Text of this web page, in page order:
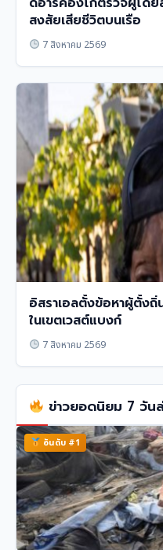
สงสัยเสียชีวิตบนเรือ
7 สิงหาคม 2569
อิสราเอลตั้งข้อหาผู้ตั้งถิ่
ในเขตเวสต์แบงก์
7 สิงหาคม 2569
ข่าวยอดนิยม 7 วัน
อันดับ #1